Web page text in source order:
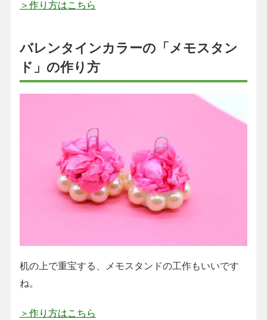
＞作り方はこちら
バレンタインカラーの「メモスタン
ド」の作り方
机の上で重宝する、メモスタンドの工作もいいです
ね。
＞作り方はこちら